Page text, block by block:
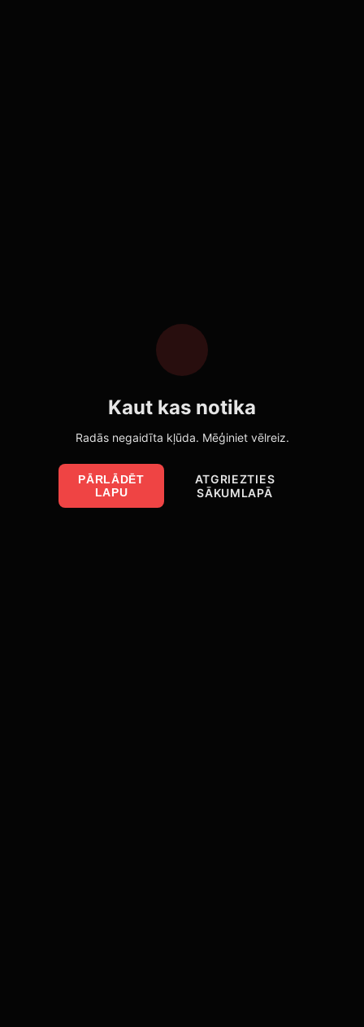
Kaut kas notika
Radās negaidīta kļūda. Mēģiniet vēlreiz.
PĀRLĀDĒT
LAPU
ATGRIEZTIES
SĀKUMLAPĀ